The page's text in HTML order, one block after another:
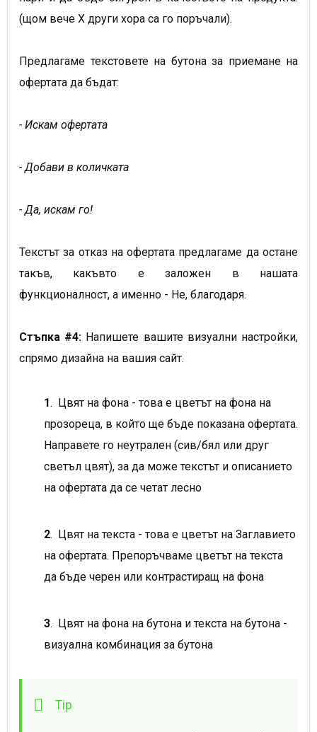
(щом вече Х други хора са го поръчали).
Предлагаме текстовете на бутона за приемане на
офертата да бъдат:
- Искам офертата
- Добави в количката
- Да, искам го!
Текстът за отказ на офертата предлагаме да остане
такъв, какъвто е заложен в нашата
функционалност, а именно - Не, благодаря.
Стъпка #4: Напишете вашите визуални настройки,
спрямо дизайна на вашия сайт.
1. Цвят на фона - това е цветът на фона на
прозореца, в който ще бъде показана офертата.
Направете го неутрален (сив/бял или друг
светъл цвят), за да може текстът и описанието
на офертата да се четат лесно
2. Цвят на текста - това е цветът на Заглавието
на офертата. Препоръчваме цветът на текста
да бъде черен или контрастиращ на фона
3. Цвят на фона на бутона и текста на бутона -
визуална комбинация за бутона